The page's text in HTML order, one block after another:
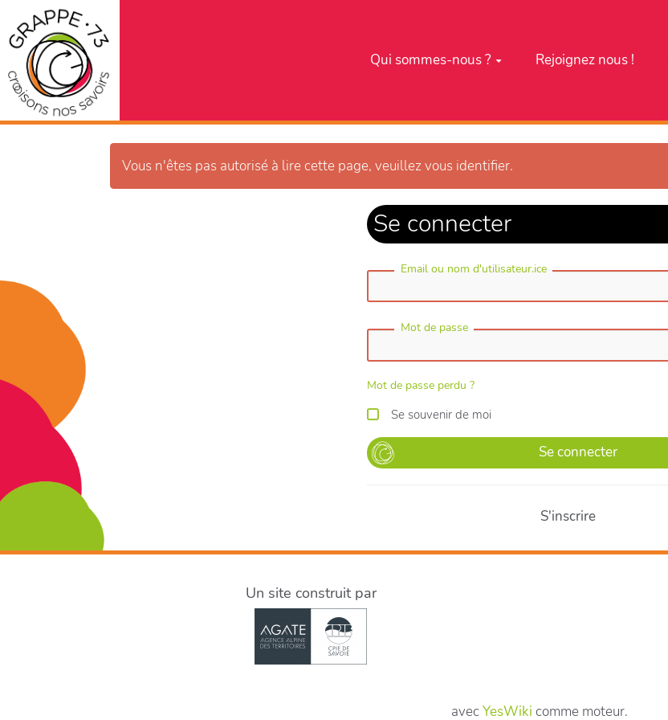
Qui sommes-nous ? Rejoignez nous !
Vous n'êtes pas autorisé à lire cette page, veuillez vous identifier.
Se connecter
Email ou nom d'utilisateur.ice
Mot de passe
Mot de passe perdu ?
Se souvenir de moi
Se connecter
S'inscrire
Un site construit par
avecYesWiki comme moteur.